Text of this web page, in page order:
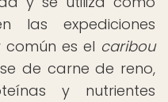
las expediciones
es el caribou
de carne de reno,
y nutrientes